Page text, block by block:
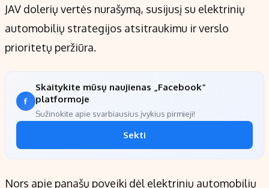
JAV dolerių vertės nurašymą, susijusį su elektrinių
automobilių strategijos atsitraukimu ir verslo
prioritetų peržiūra.
Skaitykite mūsų naujienas „Facebook“
platformoje
Sužinokite apie svarbiausius įvykius pirmieji!
Sekti
Nors apie panašų poveikį dėl elektrinių automobilių